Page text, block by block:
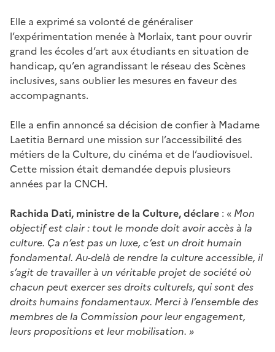
Elle a exprimé sa volonté de généraliser
l’expérimentation menée à Morlaix, tant pour ouvrir
grand les écoles d’art aux étudiants en situation de
handicap, qu’en agrandissant le réseau des Scènes
inclusives, sans oublier les mesures en faveur des
accompagnants.
Elle a enfin annoncé sa décision de confier à Madame
Laetitia Bernard une mission sur l’accessibilité des
métiers de la Culture, du cinéma et de l’audiovisuel.
Cette mission était demandée depuis plusieurs
années par la CNCH.
Rachida Dati, ministre de la Culture, déclare : « Mon
objectif est clair : tout le monde doit avoir accès à la
culture. Ça n’est pas un luxe, c’est un droit humain
fondamental. Au-delà de rendre la culture accessible, il
s’agit de travailler à un véritable projet de société où
chacun peut exercer ses droits culturels, qui sont des
droits humains fondamentaux. Merci à l’ensemble des
membres de la Commission pour leur engagement,
leurs propositions et leur mobilisation. »